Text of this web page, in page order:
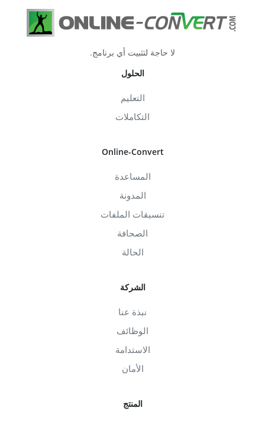
لا حاجة لتثبيت أي برنامج.
الحلول
التعليم
التكاملات
Online-Convert
المساعدة
المدونة
تنسيقات الملفات
الصحافة
الحالة
الشركة
نبذة عنا
الوظائف
الاستدامة
الأمان
المنتج